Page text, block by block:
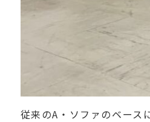
従来のA・ソファのベース